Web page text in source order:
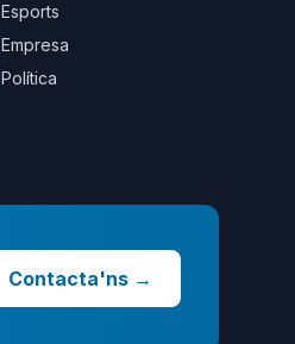
Esports
Empresa
Política
Contacta'ns →